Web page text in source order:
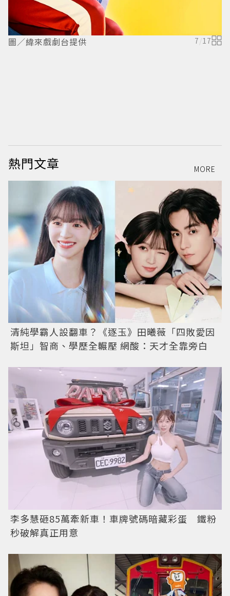
圖／緯來戲劇台提供 7 /17
熱門文章 MORE
清純學霸人設翻車？《逐玉》田曦薇「四敗愛因
斯坦」智商、學歷全輾壓 網酸：天才全靠旁白
李多慧砸85萬牽新車！車牌號碼暗藏彩蛋 鐵粉
秒破解真正用意